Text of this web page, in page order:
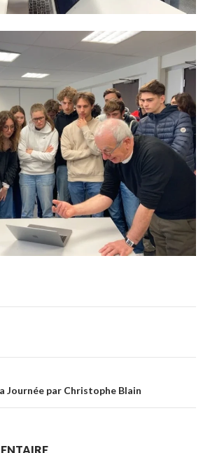
Journée par Christophe Blain